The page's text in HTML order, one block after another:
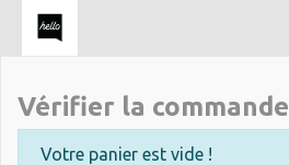
Vérifier la commande
Votre panier est vide !